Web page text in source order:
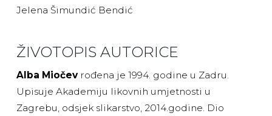
Jelena Šimundić Bendić
ŽIVOTOPIS AUTORICE
Alba Miočevrođena je 1994. godine u Zadru.
Upisuje Akademiju likovnih umjetnosti u
Zagrebu, odsjek slikarstvo, 2014.godine. Dio